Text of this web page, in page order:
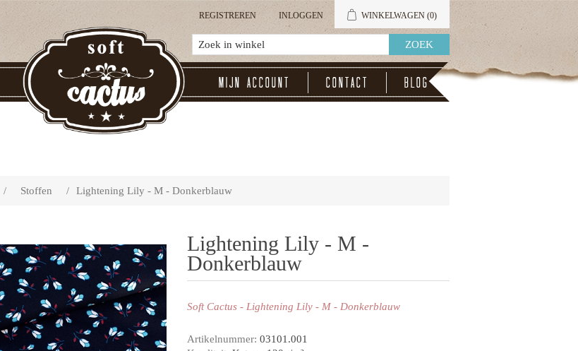
REGISTREREN INLOGGEN WINKELWAGEN (0)
Mijn account Contact Blog
/ Stoffen / Lightening Lily - M - Donkerblauw
Lightening Lily - M -
Donkerblauw
Soft Cactus - Lightening Lily - M - Donkerblauw
Artikelnummer: 03101.001